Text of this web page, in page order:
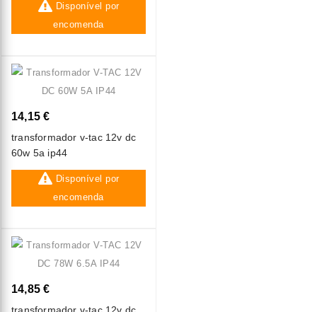
Disponível por
encomenda
14,15 €
transformador v-tac 12v dc
60w 5a ip44
Disponível por
encomenda
14,85 €